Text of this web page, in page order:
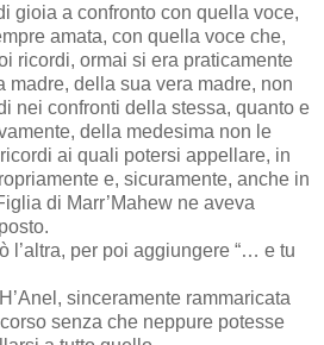
gioia a confronto con quella voce,
amata, con quella voce che,
ricordi, ormai si era praticamente
madre, della sua vera madre, non
nei confronti della stessa, quanto e
della medesima non le
ai quali potersi appellare, in
e, sicuramente, anche in
di Marr’Mahew ne aveva
l’altra, per poi aggiungere “… e tu
sinceramente rammaricata
senza che neppure potesse